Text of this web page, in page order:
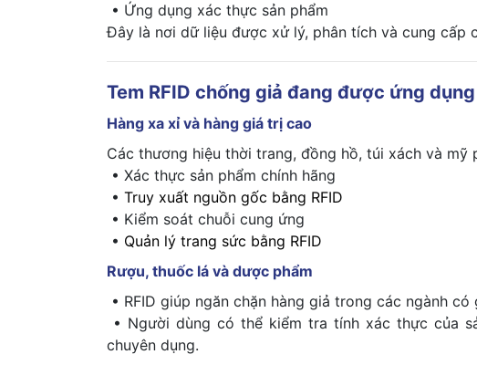
• Ứng dụng xác thực sản phẩm
Đây là nơi dữ liệu được xử lý, phân tích và cung cấp
Tem RFID chống giả đang được ứng
Hàng xa xỉ và hàng giá trị cao
Các thương hiệu thời trang, đồng hồ, túi xách và mỹ
• Xác thực sản phẩm chính hãng
• Truy xuất nguồn gốc bằng RFID
• Kiểm soát chuỗi cung ứng
• Quản lý trang sức bằng RFID
Rượu, thuốc lá và dược phẩm
• RFID giúp ngăn chặn hàng giả trong các ngành
• Người dùng có thể kiểm tra tính xác thực của
chuyên dụng.